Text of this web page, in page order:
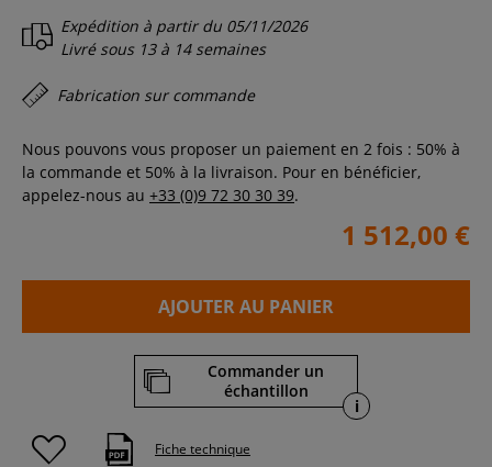
Expédition à partir du 05/11/2026
Livré sous 13 à 14 semaines
Fabrication sur commande
Nous pouvons vous proposer un paiement en 2 fois : 50% à
la commande et 50% à la livraison. Pour en bénéficier,
appelez-nous au +33 (0)9 72 30 30 39.
1 512,00 €
AJOUTER AU PANIER
Commander un
échantillon
i
Fiche technique